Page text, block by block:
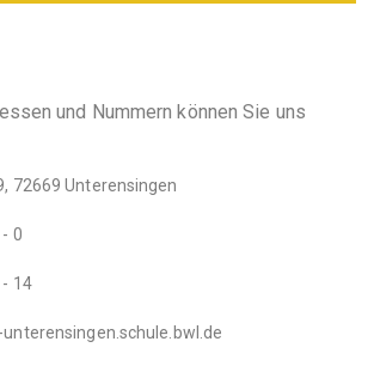
und Nummern können Sie uns
72669 Unterensingen
0
14